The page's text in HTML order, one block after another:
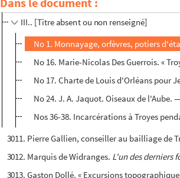
II.. [Titre absent ou non renseigné]
III.. [Titre absent ou non renseigné]
No 1. Monnayage, orfèvres, potiers
No 16. Marie-Nicolas Des Guerrois. «
No 17. Charte de Louis d'Orléans pour
No 24. J. A. Jaquot. Oiseaux de l'Aube.
Nos 36-38. Incarcérations à Troyes
3011. Pierre Gallien, conseiller au bailliage de
3012. Marquis de Widranges. L'un des derniers
3013. Gaston Dollé. « Excursions